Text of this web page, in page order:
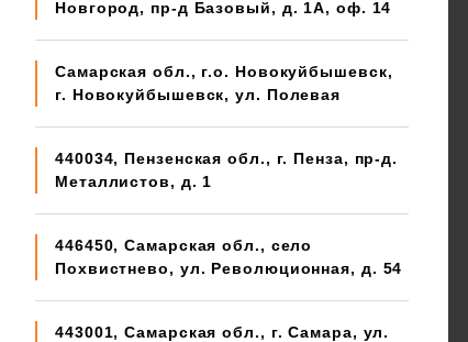
Новгород, пр-д Базовый, д. 1А, оф. 14
Самарская обл., г.о. Новокуйбышевск,
г. Новокуйбышевск, ул. Полевая
440034, Пензенская обл., г. Пенза, пр-д.
Металлистов, д. 1
446450, Самарская обл., село
Похвистнево, ул. Революционная, д. 54
443001, Самарская обл., г. Самара, ул.